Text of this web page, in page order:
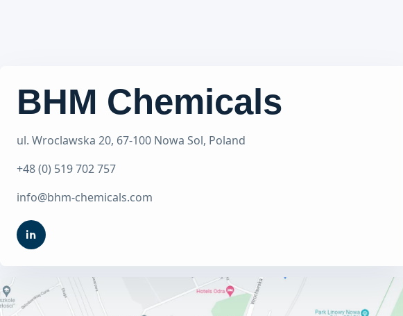
BHM Chemicals
ul. Wroclawska 20, 67-100 Nowa Sol, Poland
+48 (0) 519 702 757
info@bhm-chemicals.com